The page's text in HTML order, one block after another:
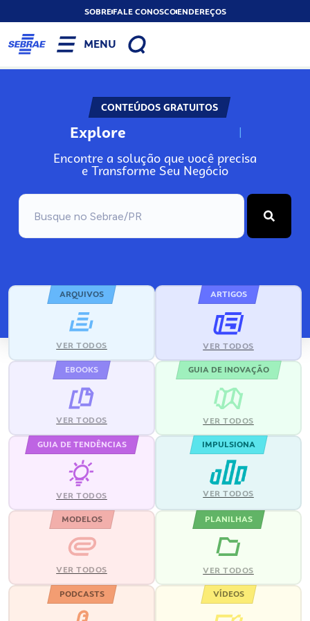
SOBREFALE CONOSCOENDEREÇOS
MENU
CONTEÚDOS GRATUITOS
Explore N
Encontre a solução que você precisa
e Transforme Seu Negócio
ARQUIVOS
VER TODOS
ARTIGOS
VER TODOS
EBOOKS
VER TODOS
GUIA DE INOVAÇÃO
VER TODOS
GUIA DE TENDÊNCIAS
VER TODOS
IMPULSIONA
VER TODOS
MODELOS
VER TODOS
PLANILHAS
VER TODOS
PODCASTS VÍDEOS